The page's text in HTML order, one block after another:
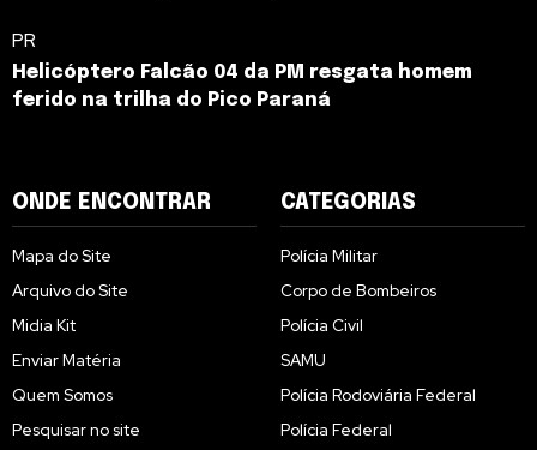
PR
Helicóptero Falcão 04 da PM resgata homem
ferido na trilha do Pico Paraná
ONDE ENCONTRAR
Mapa do Site
Arquivo do Site
Midia Kit
Enviar Matéria
Quem Somos
Pesquisar no site
CATEGORIAS
Polícia Militar
Corpo de Bombeiros
Polícia Civil
SAMU
Polícia Rodoviária Federal
Polícia Federal